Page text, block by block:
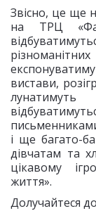
Звісно, це ще
на ТРЦ
вистави,
і ще багато-
дівчатам та
цікавому
життя».
Долучайтеся